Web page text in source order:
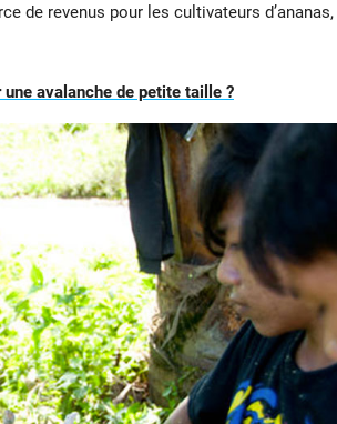
de revenus pour les cultivateurs d’ananas,
avalanche de petite taille ?